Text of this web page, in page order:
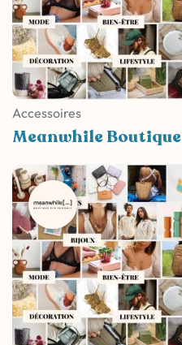
Accessoires
Meanwhile Boutique